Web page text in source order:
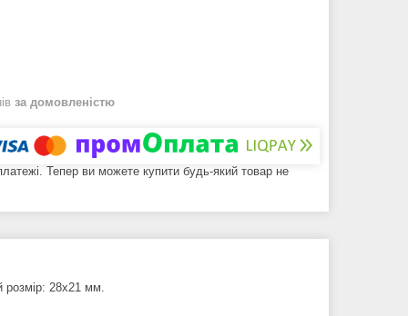
за домовленістю
Тепер ви можете купити будь-який товар не
розмір: 28x21 мм.